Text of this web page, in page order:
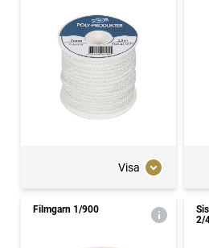
Visa
Filmgarn 1/900
2/